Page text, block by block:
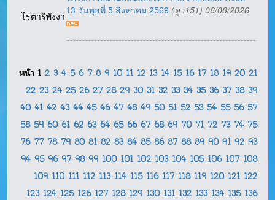
โรตารีพังงา13 วันพุธที่ 5 สิงหาคม 2569 (ดู :151) 06/08/2026
หน้า 1 2 3 4 5 6 7 8 9 10 11 12 13 14 15 16 17 18 19 20 21
22 23 24 25 26 27 28 29 30 31 32 33 34 35 36 37 38 39
40 41 42 43 44 45 46 47 48 49 50 51 52 53 54 55 56 57
58 59 60 61 62 63 64 65 66 67 68 69 70 71 72 73 74 75
76 77 78 79 80 81 82 83 84 85 86 87 88 89 90 91 92 93
94 95 96 97 98 99 100 101 102 103 104 105 106 107 108
109 110 111 112 113 114 115 116 117 118 119 120 121 122
123 124 125 126 127 128 129 130 131 132 133 134 135 136